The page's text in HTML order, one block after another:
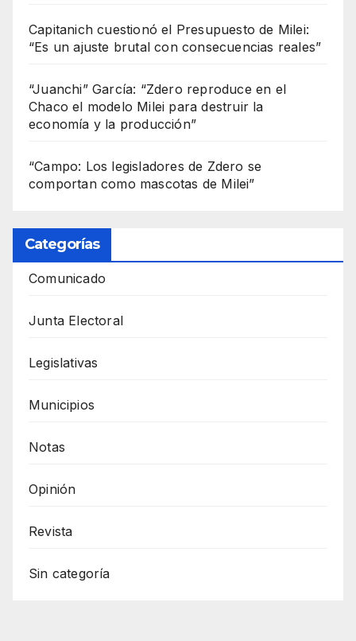
Capitanich cuestionó el Presupuesto de Milei:
“Es un ajuste brutal con consecuencias reales”
“Juanchi” García: “Zdero reproduce en el
Chaco el modelo Milei para destruir la
economía y la producción”
“Campo: Los legisladores de Zdero se
comportan como mascotas de Milei”
Categorías
Comunicado
Junta Electoral
Legislativas
Municipios
Notas
Opinión
Revista
Sin categoría